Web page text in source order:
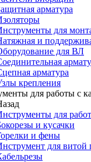
арматура
для
и
для ВЛ
арматура
крепления
для работы с
для
и кусачки
и фены
для витой